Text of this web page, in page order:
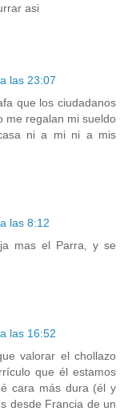
asi
las 23:07
que los ciudadanos
me regalan mi sueldo
ni a mi ni a mis
las 8:12
mas el Parra, y se
las 16:52
valorar el chollazo
que él estamos
cara más dura (él y
desde Francia de un